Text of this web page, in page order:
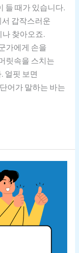
들 때가 있습니다.
서 갑작스러운
찾아오죠.
가에게 손을
릿속을 스치는
얼핏 보면
어가 말하는 바는